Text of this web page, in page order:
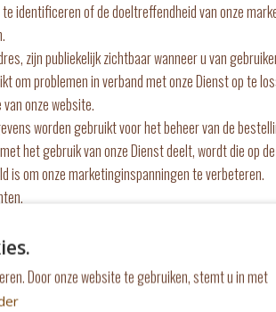
identificeren of de doeltreffendheid van onze
zijn publiekelijk zichtbaar wanneer u van
om problemen in verband met onze Dienst op te
onze website.
worden gebruikt voor het beheer van de
het gebruik van onze Dienst deelt, wordt die op
is om onze marketinginspanningen te verbeteren.
vorm van elektronische communicatie in
een koopcontract voor producten of diensten die u
beschikbaar zijn voor geregistreerde gebruikers.
Door onze website te gebruiken, stemt u in met